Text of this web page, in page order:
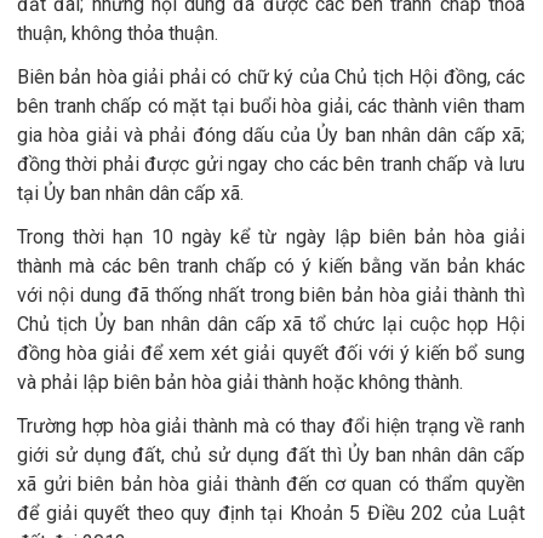
đất đai; những nội dung đã được các bên tranh chấp thỏa
thuận, không thỏa thuận.
Biên bản hòa giải phải có chữ ký của Chủ tịch Hội đồng, các
bên tranh chấp có mặt tại buổi hòa giải, các thành viên tham
gia hòa giải và phải đóng dấu của Ủy ban nhân dân cấp xã;
đồng thời phải được gửi ngay cho các bên tranh chấp và lưu
tại Ủy ban nhân dân cấp xã.
Trong thời hạn 10 ngày kể từ ngày lập biên bản hòa giải
thành mà các bên tranh chấp có ý kiến bằng văn bản khác
với nội dung đã thống nhất trong biên bản hòa giải thành thì
Chủ tịch Ủy ban nhân dân cấp xã tổ chức lại cuộc họp Hội
đồng hòa giải để xem xét giải quyết đối với ý kiến bổ sung
và phải lập biên bản hòa giải thành hoặc không thành.
Trường hợp hòa giải thành mà có thay đổi hiện trạng về ranh
giới sử dụng đất, chủ sử dụng đất thì Ủy ban nhân dân cấp
xã gửi biên bản hòa giải thành đến cơ quan có thẩm quyền
để giải quyết theo quy định tại Khoản 5 Điều 202 của Luật